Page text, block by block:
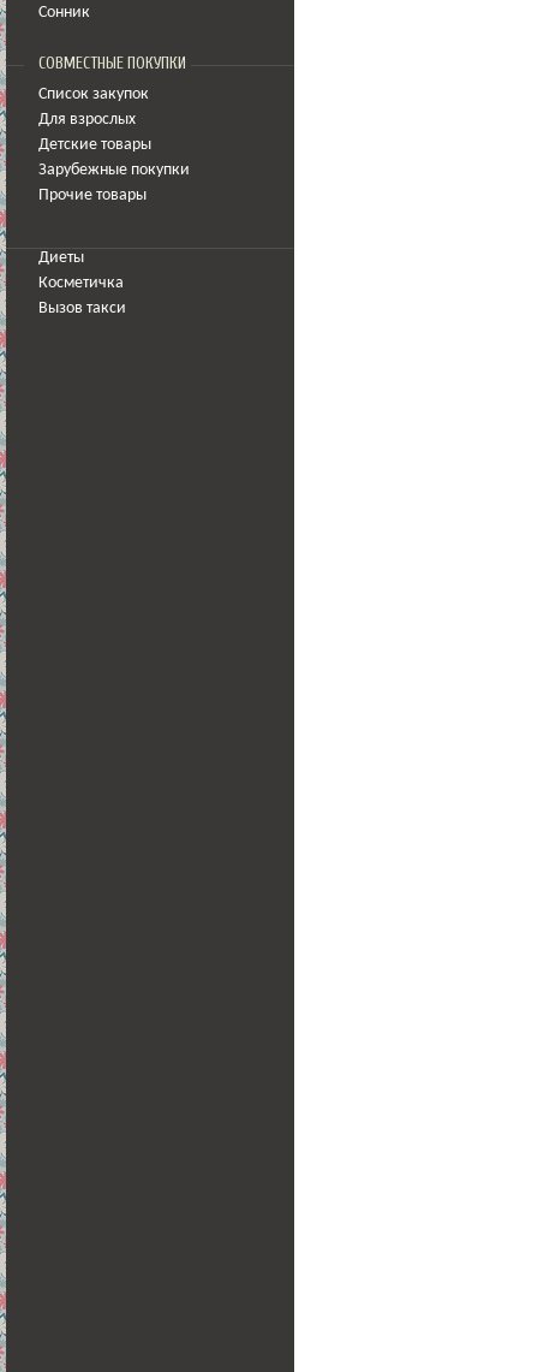
Сонник
СОВМЕСТНЫЕ ПОКУПКИ
Список закупок
Для взрослых
Детские товары
Зарубежные покупки
Прочие товары
Диеты
Косметичка
Вызов такси